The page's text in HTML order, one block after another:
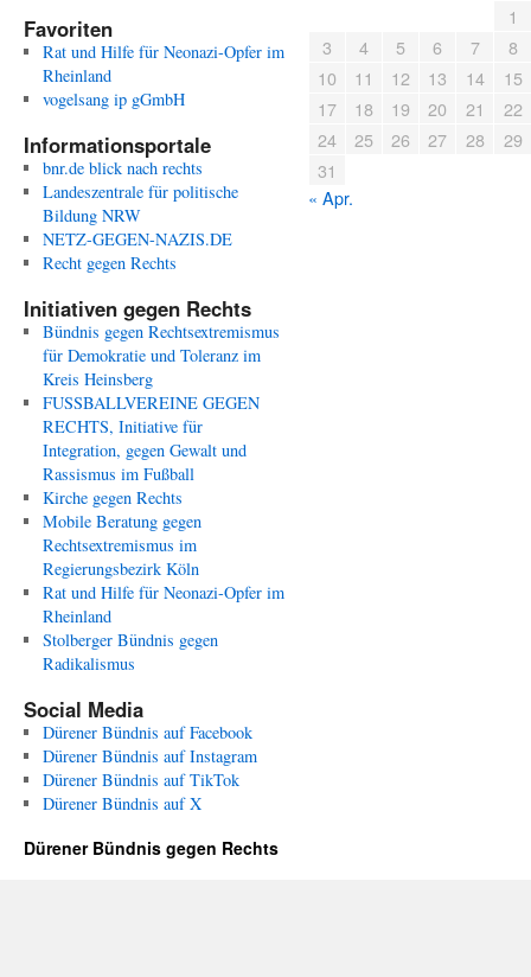
Favoriten
Rat und Hilfe für Neonazi-Opfer im
Rheinland
vogelsang ip gGmbH
Informationsportale
bnr.de blick nach rechts
Landeszentrale für politische
Bildung NRW
NETZ-GEGEN-NAZIS.DE
Recht gegen Rechts
Initiativen gegen Rechts
Bündnis gegen Rechtsextremismus
für Demokratie und Toleranz im
Kreis Heinsberg
FUSSBALLVEREINE GEGEN
RECHTS, Initiative für
Integration, gegen Gewalt und
Rassismus im Fußball
Kirche gegen Rechts
Mobile Beratung gegen
Rechtsextremismus im
Regierungsbezirk Köln
Rat und Hilfe für Neonazi-Opfer im
Rheinland
Stolberger Bündnis gegen
Radikalismus
Social Media
Dürener Bündnis auf Facebook
Dürener Bündnis auf Instagram
Dürener Bündnis auf TikTok
Dürener Bündnis auf X
1
3
4 5 6 7
8
10
11 12 13 14
15
17
18 19 20 21
22
24
25 26 27 28
29
31
« Apr.
Dürener Bündnis gegen Rechts